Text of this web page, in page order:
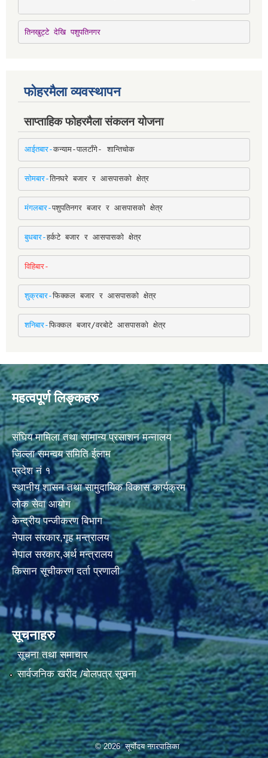
तिनखुट्टे देखि पशुपतिनगर
फोहरमैला व्यवस्थापन
साप्ताहिक फोहरमैला संकलन योजना
आईतबार-कन्याम-पालटाँगे- शान्तिचोक
सोमबार-तिनघरे बजार र आसपासको क्षेत्र
मंगलबार-पशुपतिनगर बजार र आसपासको क्षेत्र
बुधबार-हर्कटे बजार र आसपासको क्षेत्र
विहिबार-
शुक्रबार-फिक्कल बजार र आसपासको क्षेत्र
शनिबार-फिक्कल बजार/वरबोटे आसपासको क्षेत्र
महत्वपूर्ण लिङ्कहरु
संघिय मामिला तथा सामान्य प्रसाशन मन्नालय
जिल्ला समन्वय समिति ईलाम
प्रदेश नं १
स्थानीय शासन तथा सामुदायिक विकास कार्यक्रम
लोक सेवा आयोग
केन्द्रीय पन्जीकरण बिभाग
नेपाल सरकार,गृह मन्त्रालय
नेपाल सरकार,अर्थ मन्त्रालय
किसान सूचीकरण दर्ता प्रणाली
सूचनाहरु
सूचना तथा समाचार
सार्वजनिक खरीद /बोलपत्र सूचना
© 2026 सूर्याेदय नगरपालिका